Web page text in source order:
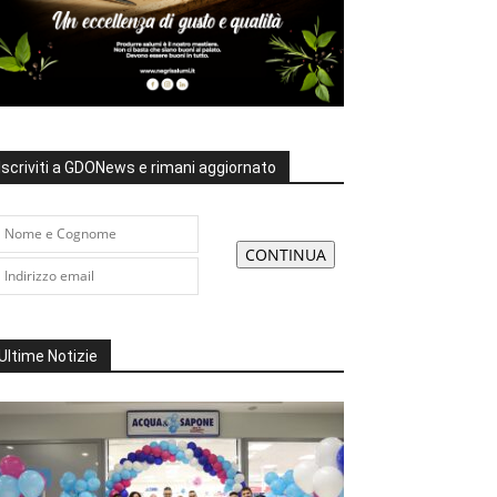
a GDONews e rimani aggiornato
Notizie